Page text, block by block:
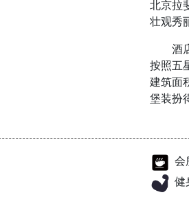
北京拉
壮观秀
酒店
按照五
建筑面
堡装扮
会
健